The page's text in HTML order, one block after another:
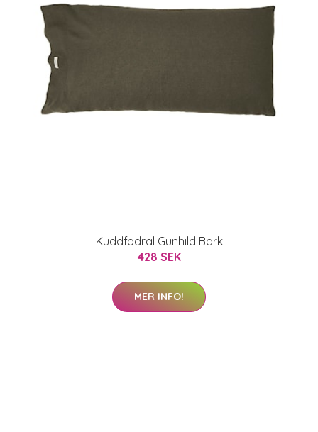
Kuddfodral Gunhild Bark
428 SEK
MER INFO!